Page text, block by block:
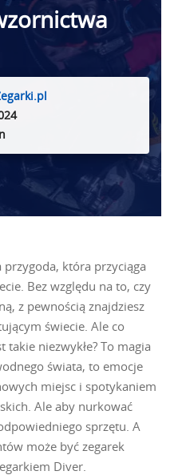
która przyciąga
Bez względu na to, czy
z pewnością znajdziesz
świecie. Ale co
niezwykłe? To magia
świata, to emocje
miejsc i spotykaniem
Ale aby nurkować
sprzętu. A
może być zegarek
Diver.